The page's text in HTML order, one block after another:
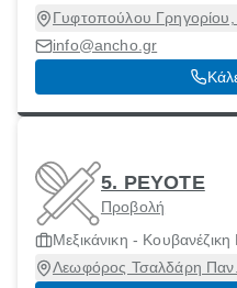
Γυφτοπούλου Γρηγορίου,
info@ancho.gr
5. PEYOTE
Προβολή
Μεξικάνικη - Κουβανέζικη
Λεωφόρος Τσαλδάρη Παν.